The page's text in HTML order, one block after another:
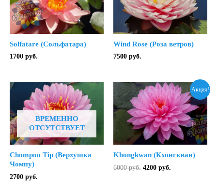
Solfatare (Сольфатара)
1700 руб.
Wind Rose (Роза ветров)
7500 руб.
ВРЕМЕННО
ОТСУТСТВУЕТ
Chompoo Tip (Верхушка
Чомпу)
2700 руб.
Акция!
Khongkwan (Кхонгкван)
6000руб. Первоначальная
4200 руб.